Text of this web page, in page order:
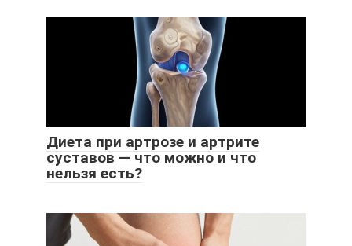
Диета при артрозе и артрите
суставов — что можно и что
нельзя есть?